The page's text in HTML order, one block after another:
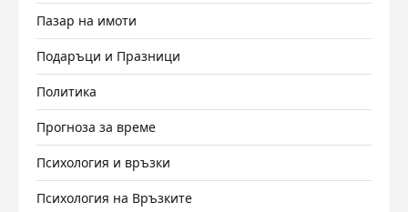
Пазар на имоти
Подаръци и Празници
Политика
Прогноза за време
Психология и връзки
Психология на Връзките